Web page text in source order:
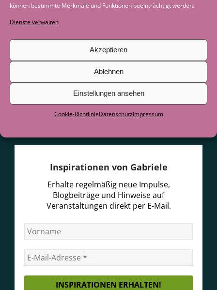
können bestimmte Merkmale und Funktionen beeinträchtigt werden.
Dienste verwalten
Akzeptieren
Ablehnen
Einstellungen ansehen
Cookie-RichtlinieDatenschutzImpressum
Als der See zum Lehrer wurde29. Juni
2026
Inspirationen von Gabriele
Erhalte regelmäßig neue Impulse,
Blogbeiträge und Hinweise auf
Veranstaltungen direkt per E-Mail.